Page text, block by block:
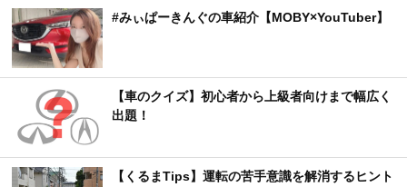
#みぃぱーきんぐの車紹介【MOBY×YouTuber】
【車のクイズ】初心者から上級者向けまで幅広く
出題！
【くるまTips】運転の苦手意識を解消するヒント